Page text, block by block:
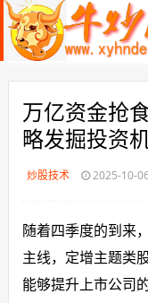
万亿资金抢
略发掘投资
炒股技术 2025-10-
随着四季度的到来
主线，定增主题类
能够提升上市公司